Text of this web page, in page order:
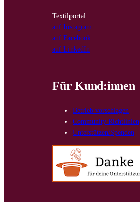
Textilportal
auf Instagram
auf Facebook
auf LinkedIn
Für Kund:innen
Betrieb vorschlagen
Community Richtlinien
Unterstützen/Spenden